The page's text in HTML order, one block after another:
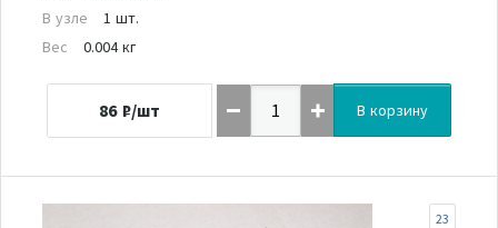
В узле
1 шт.
Вес
0.004 кг
86 ₽/шт В корзину
23